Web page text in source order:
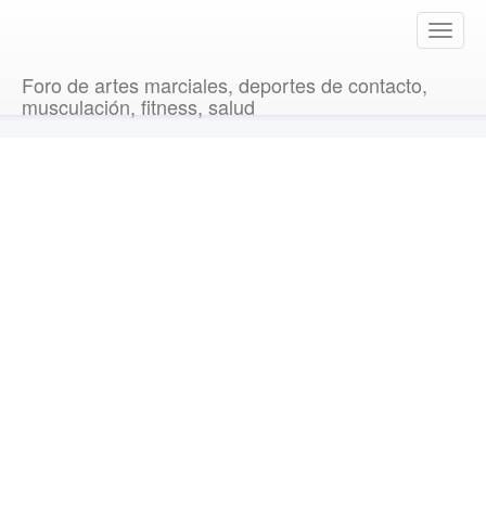
T
o
Foro de artes marciales, deportes de contacto,
musculación, fitness, salud